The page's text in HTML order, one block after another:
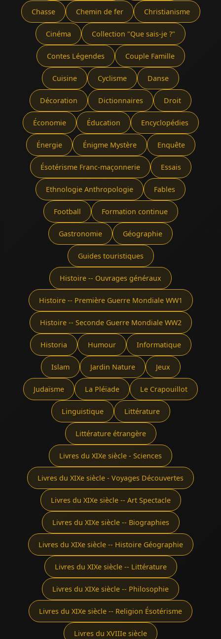
Chasse Chemin de fer Christianisme
Cinéma Collection "Que sais-je ?"
Contes Légendes Couple Famille
Cuisine Cyclisme Danse
Décoration Dictionnaires Droit
Économie Éducation Encyclopédies
Énergie Énigme Mystère Enquête
Ésotérisme Franc-maçonnerie Essais
Ethnologie Anthropologie Fables
Football Formation continue
Gastronomie Géographie
Guides touristiques
Histoire -- Ouvrages généraux
Histoire -- Première Guerre Mondiale WW1
Histoire -- Seconde Guerre Mondiale WW2
Historia Humour Informatique
Islam Jardin Nature Jeux
Judaïsme La Pléïade Le Crapouillot
Linguistique Littérature
Littérature étrangère
Livres du XIXe siècle - Sciences
Livres du XIXe siècle - Voyages Découvertes
Livres du XIXe siècle -- Art Spectacle
Livres du XIXe siècle -- Biographies
Livres du XIXe siècle -- Histoire Géographie
Livres du XIXe siècle -- Littérature
Livres du XIXe siècle -- Philosophie
Livres du XIXe siècle -- Religion Ésotérisme
Livres du XVIIIe siècle